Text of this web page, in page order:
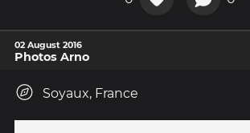
02 August 2016
Photos Arno
Soyaux, France